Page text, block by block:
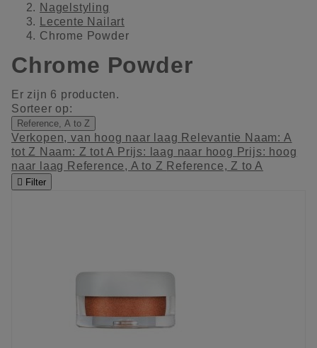
Nagelstyling
Lecente Nailart
Chrome Powder
Chrome Powder
Er zijn 6 producten.
Sorteer op:
Reference, A to Z
Verkopen, van hoog naar laag Relevantie Naam: A
tot Z Naam: Z tot A Prijs: laag naar hoog Prijs: hoog
naar laag Reference, A to Z Reference, Z to A
 Filter